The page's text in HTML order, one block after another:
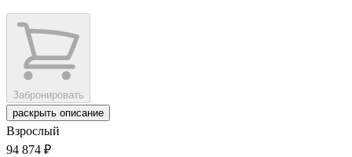
Забронировать
раскрыть описание
Взрослый
94 874 ₽